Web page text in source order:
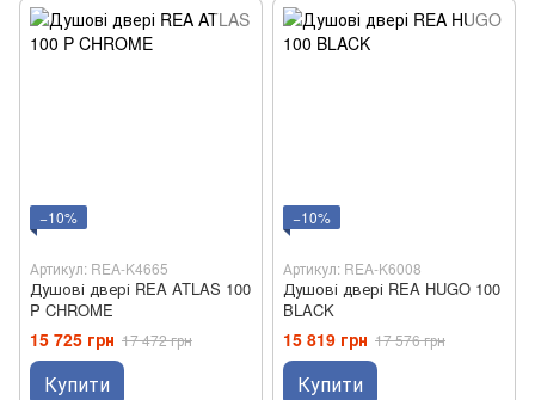
−10%
Артикул: REA-K4665
Душові двері REA ATLAS 100
P CHROME
15 725 грн 17 472 грн
Купити
−10%
Артикул: REA-K6008
Душові двері REA HUGO 100
BLACK
15 819 грн 17 576 грн
Купити